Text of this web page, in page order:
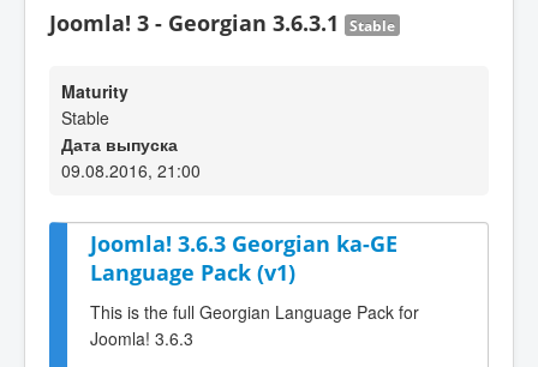
Joomla! 3 - Georgian 3.6.3.1 Stable
Maturity
Stable
Дата выпуска
09.08.2016, 21:00
Joomla! 3.6.3 Georgian ka-GE
Language Pack (v1)
This is the full Georgian Language Pack for
Joomla! 3.6.3